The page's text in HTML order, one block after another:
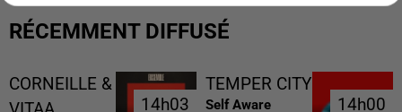
RÉCEMMENT DIFFUSÉ
CORNEILLE &
14h03
14h03
TEMPER CITY
Self Aware 14h00
14h00